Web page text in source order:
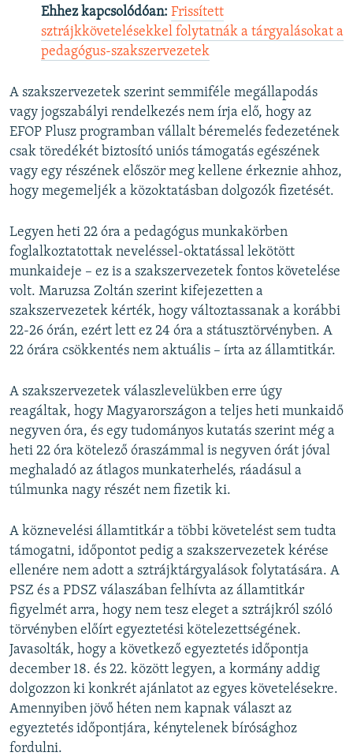
Ehhez kapcsolódóan: Frissített
sztrájkkövetelésekkel folytatnák a tárgyalásokat a
pedagógus-szakszervezetek
A szakszervezetek szerint semmiféle megállapodás
vagy jogszabályi rendelkezés nem írja elő, hogy az
EFOP Plusz programban vállalt béremelés fedezetének
csak töredékét biztosító uniós támogatás egészének
vagy egy részének először meg kellene érkeznie ahhoz,
hogy megemeljék a közoktatásban dolgozók fizetését.
Legyen heti 22 óra a pedagógus munkakörben
foglalkoztatottak neveléssel-oktatással lekötött
munkaideje – ez is a szakszervezetek fontos követelése
volt. Maruzsa Zoltán szerint kifejezetten a
szakszervezetek kérték, hogy változtassanak a korábbi
22-26 órán, ezért lett ez 24 óra a státusztörvényben. A
22 órára csökkentés nem aktuális – írta az államtitkár.
A szakszervezetek válaszlevelükben erre úgy
reagáltak, hogy Magyarországon a teljes heti munkaidő
negyven óra, és egy tudományos kutatás szerint még a
heti 22 óra kötelező óraszámmal is negyven órát jóval
meghaladó az átlagos munkaterhelés, ráadásul a
túlmunka nagy részét nem fizetik ki.
A köznevelési államtitkár a többi követelést sem tudta
támogatni, időpontot pedig a szakszervezetek kérése
ellenére nem adott a sztrájktárgyalások folytatására. A
PSZ és a PDSZ válaszában felhívta az államtitkár
figyelmét arra, hogy nem tesz eleget a sztrájkról szóló
törvényben előírt egyeztetési kötelezettségének.
Javasolták, hogy a következő egyeztetés időpontja
december 18. és 22. között legyen, a kormány addig
dolgozzon ki konkrét ajánlatot az egyes követelésekre.
Amennyiben jövő héten nem kapnak választ az
egyeztetés időpontjára, kénytelenek bírósághoz
fordulni.